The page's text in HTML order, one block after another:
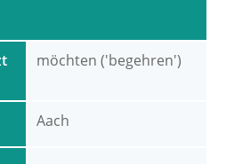
möchten ('begehren')
Aach